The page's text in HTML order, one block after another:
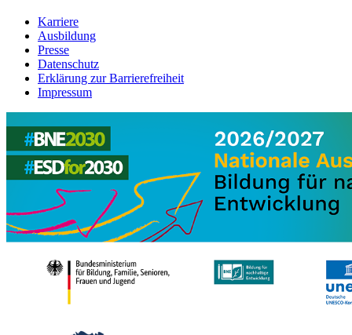
Karriere
Ausbildung
Presse
Datenschutz
Erklärung zur Barrierefreiheit
Impressum